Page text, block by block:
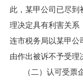
此，某甲公司已尽到
理决定具有利害关系
连市税务局以某甲公
由作出被诉不予受理
（二）认可受票企